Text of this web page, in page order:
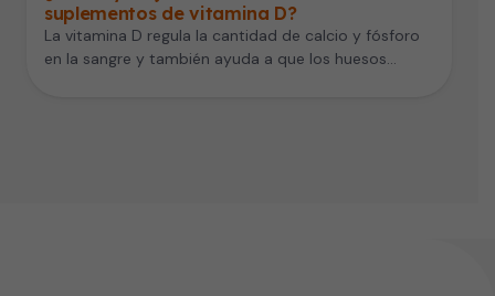
suplementos de vitamina D?
La vitamina D regula la cantidad de calcio y fósforo
en la sangre y también ayuda a que los huesos…